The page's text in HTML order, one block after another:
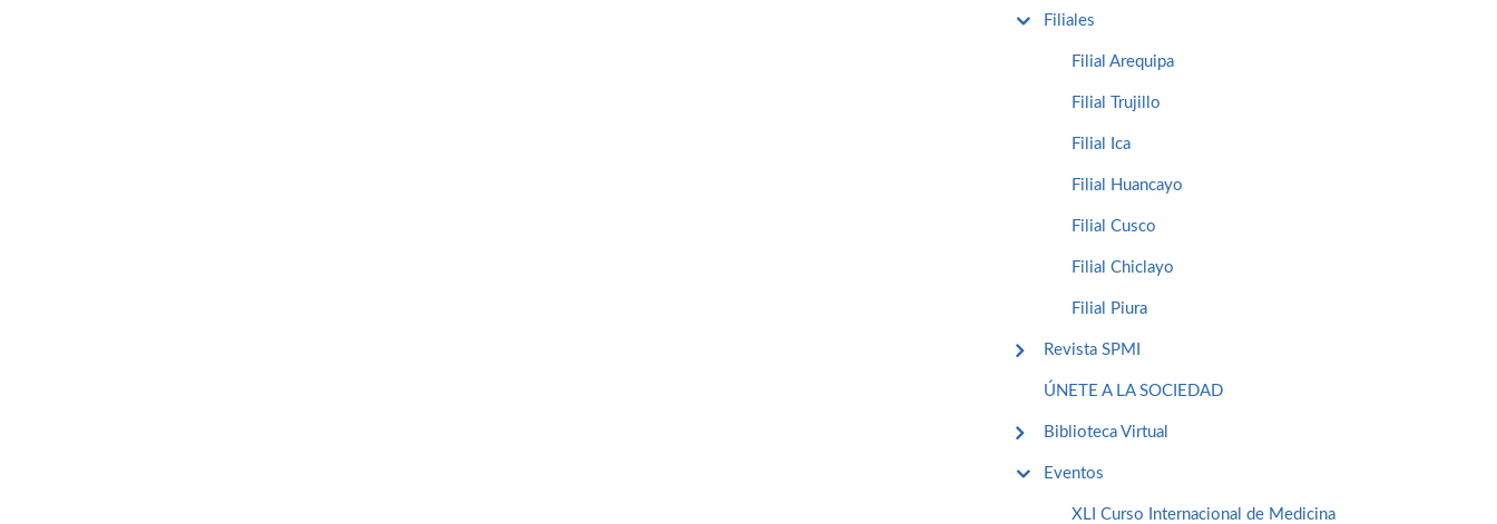
Filiales
Filial Arequipa
Filial Trujillo
Filial Ica
Filial Huancayo
Filial Cusco
Filial Chiclayo
Filial Piura
Revista SPMI
ÚNETE A LA SOCIEDAD
Biblioteca Virtual
Eventos
XLI Curso Internacional de Medicina